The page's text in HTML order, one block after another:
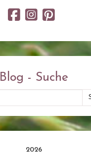
Blog - Suche
2026